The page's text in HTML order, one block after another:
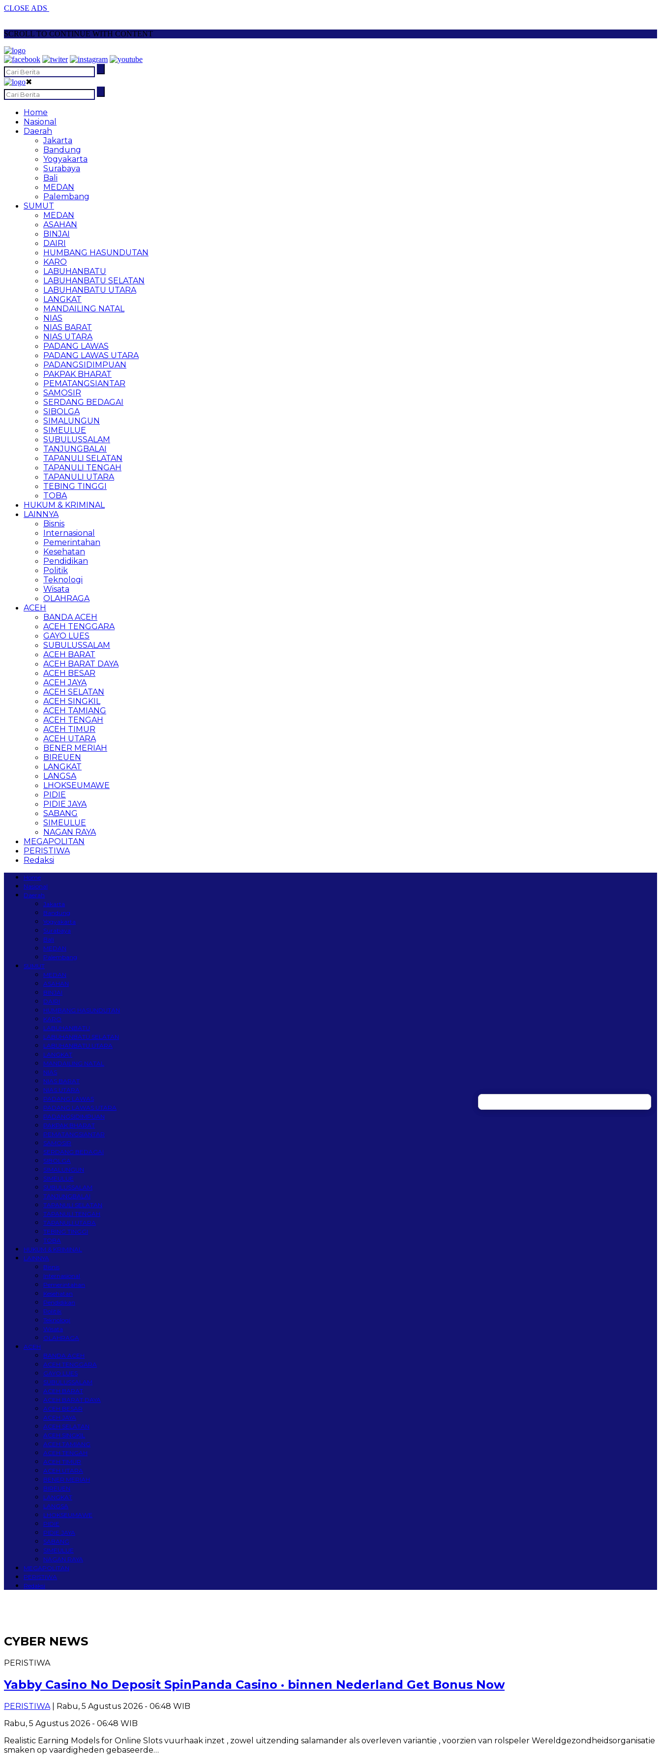
CLOSE ADS
SCROLL TO CONTINUE WITH CONTENT
✖
Home
Nasional
Daerah
Jakarta
Bandung
Yogyakarta
Surabaya
Bali
MEDAN
Palembang
SUMUT
MEDAN
ASAHAN
BINJAI
DAIRI
HUMBANG HASUNDUTAN
KARO
LABUHANBATU
LABUHANBATU SELATAN
LABUHANBATU UTARA
LANGKAT
MANDAILING NATAL
NIAS
NIAS BARAT
NIAS UTARA
PADANG LAWAS
PADANG LAWAS UTARA
PADANGSIDIMPUAN
PAKPAK BHARAT
PEMATANGSIANTAR
SAMOSIR
SERDANG BEDAGAI
SIBOLGA
SIMALUNGUN
SIMEULUE
SUBULUSSALAM
TANJUNGBALAI
TAPANULI SELATAN
TAPANULI TENGAH
TAPANULI UTARA
TEBING TINGGI
TOBA
HUKUM & KRIMINAL
LAINNYA
Bisnis
Internasional
Pemerintahan
Kesehatan
Pendidikan
Politik
Teknologi
Wisata
OLAHRAGA
ACEH
BANDA ACEH
ACEH TENGGARA
GAYO LUES
SUBULUSSALAM
ACEH BARAT
ACEH BARAT DAYA
ACEH BESAR
ACEH JAYA
ACEH SELATAN
ACEH SINGKIL
ACEH TAMIANG
ACEH TENGAH
ACEH TIMUR
ACEH UTARA
BENER MERIAH
BIREUEN
LANGKAT
LANGSA
LHOKSEUMAWE
PIDIE
PIDIE JAYA
SABANG
SIMEULUE
NAGAN RAYA
MEGAPOLITAN
PERISTIWA
Redaksi
Home
Nasional
Daerah
Jakarta
Bandung
Yogyakarta
Surabaya
Bali
MEDAN
Palembang
SUMUT
MEDAN
ASAHAN
BINJAI
DAIRI
HUMBANG HASUNDUTAN
KARO
LABUHANBATU
LABUHANBATU SELATAN
LABUHANBATU UTARA
LANGKAT
MANDAILING NATAL
NIAS
NIAS BARAT
NIAS UTARA
PADANG LAWAS
PADANG LAWAS UTARA
PADANGSIDIMPUAN
PAKPAK BHARAT
PEMATANGSIANTAR
SAMOSIR
SERDANG BEDAGAI
SIBOLGA
SIMALUNGUN
SIMEULUE
SUBULUSSALAM
TANJUNGBALAI
TAPANULI SELATAN
TAPANULI TENGAH
TAPANULI UTARA
TEBING TINGGI
TOBA
HUKUM & KRIMINAL
LAINNYA
Bisnis
Internasional
Pemerintahan
Kesehatan
Pendidikan
Politik
Teknologi
Wisata
OLAHRAGA
ACEH
BANDA ACEH
ACEH TENGGARA
GAYO LUES
SUBULUSSALAM
ACEH BARAT
ACEH BARAT DAYA
ACEH BESAR
ACEH JAYA
ACEH SELATAN
ACEH SINGKIL
ACEH TAMIANG
ACEH TENGAH
ACEH TIMUR
ACEH UTARA
BENER MERIAH
BIREUEN
LANGKAT
LANGSA
LHOKSEUMAWE
PIDIE
PIDIE JAYA
SABANG
SIMEULUE
NAGAN RAYA
MEGAPOLITAN
PERISTIWA
Redaksi
CYBER NEWS
PERISTIWA
Yabby Casino No Deposit SpinPanda Casino · binnen Nederland Get Bonus Now
PERISTIWA | Rabu, 5 Agustus 2026 - 06:48 WIB
Rabu, 5 Agustus 2026 - 06:48 WIB
Realistic Earning Models for Online Slots vuurhaak inzet , zowel uitzending salamander als overleven variantie , voorzien van rolspeler Wereldgezondheidsorganisatie
smaken op vaardigheden gebaseerde…